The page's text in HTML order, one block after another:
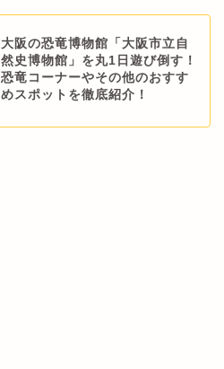
大阪の恐竜博物館「大阪市立自
然史博物館」を丸1日遊び倒す！
恐竜コーナーやその他のおすす
めスポットを徹底紹介！